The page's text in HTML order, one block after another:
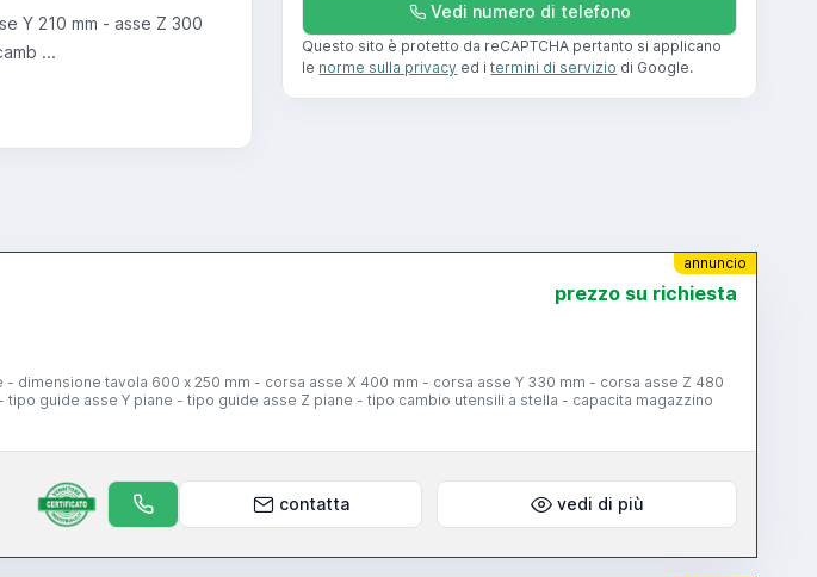
Y 210 mm - asse Z 300
...
Vedi numero di telefono
Questo sito è protetto da reCAPTCHA pertanto si applicano
le norme sulla privacy ed itermini di servizio di Google.
annuncio
prezzo su richiesta
- dimensione tavola 600 x 250 mm - corsa asse X 400 mm - corsa asse Y 330 mm - corsa asse Z 480
tipo guide asse Y piane - tipo guide asse Z piane - tipo cambio utensili a stella - capacita magazzino
contatta vedi di più